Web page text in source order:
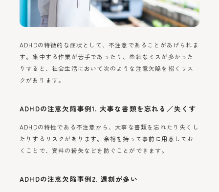
ADHDの特徴的な症状として、不注意であることがあげられま
す。集中する作業が苦手であったり、些細なミスが多かった
りすると、社会生活において次のような注意欠陥を招くリス
クがあります。
ADHDの注意欠陥事例1. 大事な書類を忘れる／失くす
ADHDの特性である不注意から、大事な書類を忘れたり失くし
たりするリスクがあります。余裕を持って事前に用意してお
くことで、資料の紛失などを防ぐことができます。
ADHDの注意欠陥事例2. 遅刻が多い